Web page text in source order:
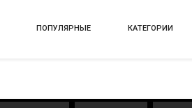
ПОПУЛЯРНЫЕ КАТЕГОРИИ